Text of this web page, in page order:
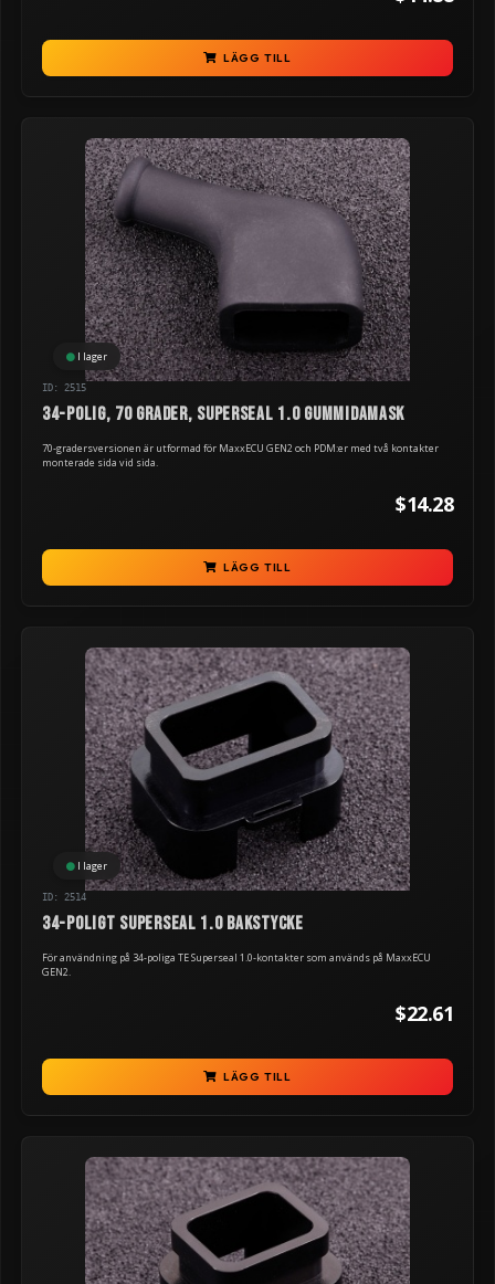
LÄGG TILL
I lager
ID: 2515
34-polig, 70 grader, Superseal 1.0 gummidamask
70-gradersversionen är utformad för MaxxECU GEN2 och PDM:er med två kontakter
monterade sida vid sida.
$14.28
LÄGG TILL
I lager
ID: 2514
34-poligt Superseal 1.0 bakstycke
För användning på 34-poliga TE Superseal 1.0-kontakter som används på MaxxECU
GEN2.
$22.61
LÄGG TILL